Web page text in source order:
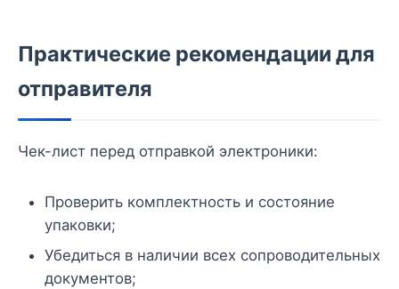
Практические рекомендации для
отправителя
Чек-лист перед отправкой электроники:
Проверить комплектность и состояние
упаковки;
Убедиться в наличии всех сопроводительных
документов;